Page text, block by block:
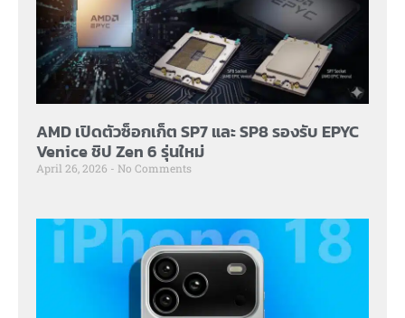
AMD เปิดตัวซ็อกเก็ต SP7 และ SP8 รองรับ EPYC
Venice ชิป Zen 6 รุ่นใหม่
April 26, 2026 No Comments